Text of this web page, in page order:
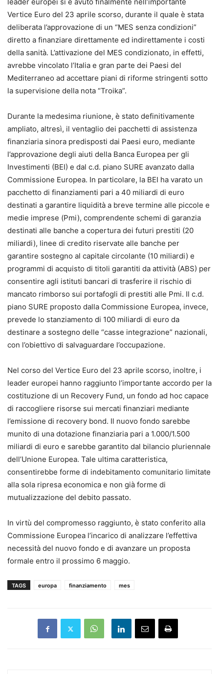
Vertice Euro del 23 aprile scorso, durante il quale è stata
deliberata l’approvazione di un “MES senza condizioni”
diretto a finanziare direttamente ed indirettamente i costi
della sanità. L’attivazione del MES condizionato, in effetti,
avrebbe vincolato l’Italia e gran parte dei Paesi del
Mediterraneo ad accettare piani di riforme stringenti sotto
la supervisione della nota “Troika”.
Durante la medesima riunione, è stato definitivamente
ampliato, altresì, il ventaglio dei pacchetti di assistenza
finanziaria sinora predisposti dai Paesi euro, mediante
l’approvazione degli aiuti della Banca Europea per gli
Investimenti (BEI) e dal c.d. piano SURE avanzato dalla
Commissione Europea. In particolare, la BEI ha varato un
pacchetto di finanziamenti pari a 40 miliardi di euro
destinati a garantire liquidità a breve termine alle piccole e
medie imprese (Pmi), comprendente schemi di garanzia
destinati alle banche a copertura dei futuri prestiti (20
miliardi), linee di credito riservate alle banche per
garantire sostegno al capitale circolante (10 miliardi) e
programmi di acquisto di titoli garantiti da attività (ABS) per
consentire agli istituti bancari di trasferire il rischio di
mancato rimborso sui portafogli di prestiti alle Pmi. Il c.d.
piano SURE proposto dalla Commissione Europea, invece,
prevede lo stanziamento di 100 miliardi di euro da
destinare a sostegno delle “casse integrazione” nazionali,
con l’obiettivo di salvaguardare l’occupazione.
Nel corso del Vertice Euro del 23 aprile scorso, inoltre, i
leader europei hanno raggiunto l’importante accordo per la
costituzione di un Recovery Fund, un fondo ad hoc capace
di raccogliere risorse sui mercati finanziari mediante
l’emissione di recovery bond. Il nuovo fondo sarebbe
munito di una dotazione finanziaria pari a 1.000/1.500
miliardi di euro e sarebbe garantito dal bilancio pluriennale
dell’Unione Europea. Tale ultima caratteristica,
consentirebbe forme di indebitamento comunitario limitate
alla sola ripresa economica e non già forme di
mutualizzazione del debito passato.
In virtù del compromesso raggiunto, è stato conferito alla
Commissione Europea l’incarico di analizzare l’effettiva
necessità del nuovo fondo e di avanzare un proposta
formale entro il prossimo 6 maggio.
TAGS europa finanziamento mes